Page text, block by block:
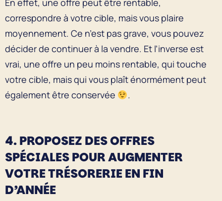
correspondre à votre cible, mais vous plaire
moyennement. Ce n’est pas grave, vous pouvez
décider de continuer à la vendre. Et l’inverse est
vrai, une offre un peu moins rentable, qui touche
votre cible, mais qui vous plaît énormément peut
également être conservée
.
4. PROPOSEZ DES OFFRES
SPÉCIALES POUR AUGMENTER
VOTRE TRÉSORERIE EN FIN
D’ANNÉE